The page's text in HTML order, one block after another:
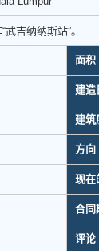
吉纳纳斯站”。
面积
建造
建筑
方向
现在
合同
评论